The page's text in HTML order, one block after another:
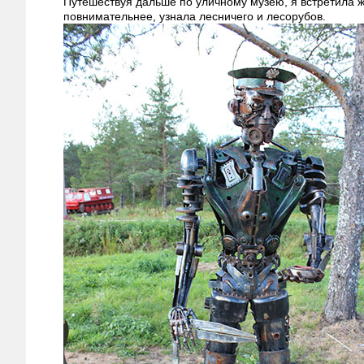
повнимательнее, узнала лесничего и лесорубов.